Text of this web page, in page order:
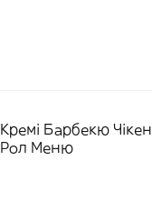
Кремі Барбекю Чікен
Рол Меню